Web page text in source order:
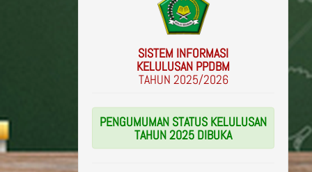
SISTEM INFORMASI
KELULUSAN PPDBM
TAHUN 2025/2026
PENGUMUMAN STATUS KELULUSAN
TAHUN 2025 DIBUKA